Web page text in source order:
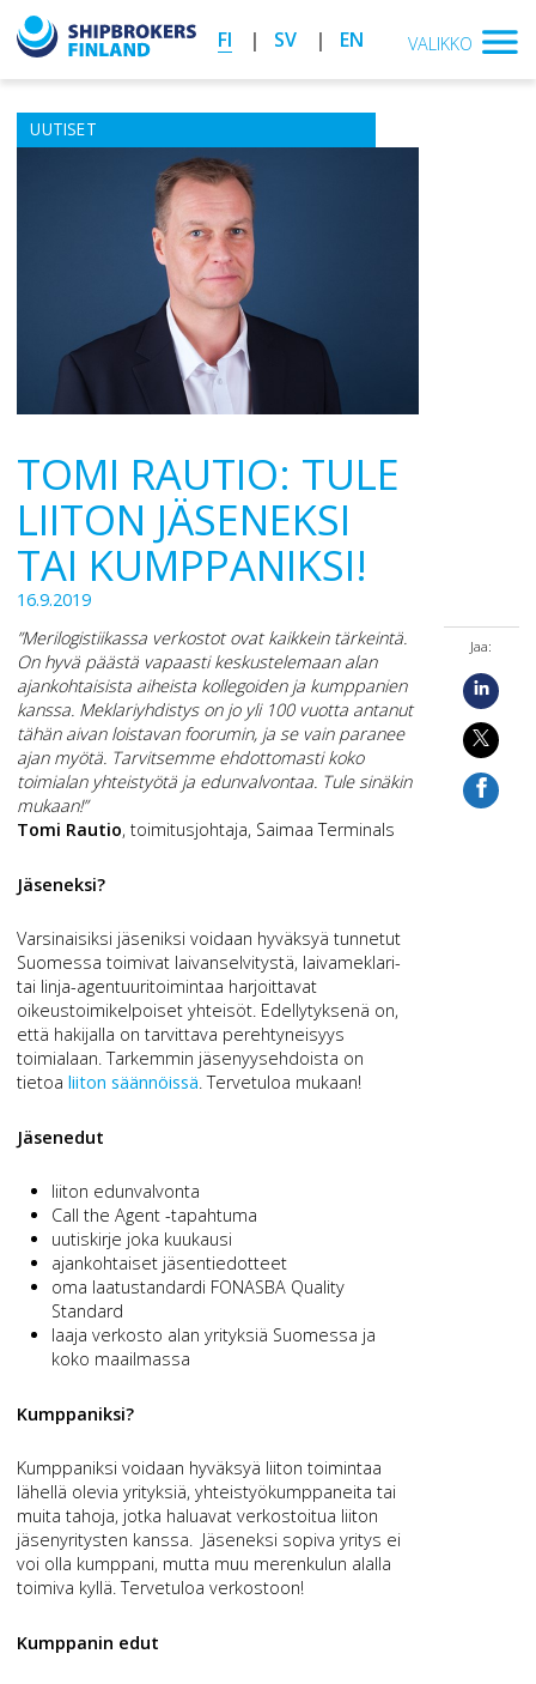
FI SV EN VALIKKO
UUTISET
TOMI RAUTIO: TULE
LIITON JÄSENEKSI
TAI KUMPPANIKSI!
16.9.2019
”Merilogistiikassa verkostot ovat kaikkein tärkeintä.
On hyvä päästä vapaasti keskustelemaan alan
ajankohtaisista aiheista kollegoiden ja kumppanien
kanssa. Meklariyhdistys on jo yli 100 vuotta antanut
tähän aivan loistavan foorumin, ja se vain paranee
ajan myötä. Tarvitsemme ehdottomasti koko
toimialan yhteistyötä ja edunvalvontaa. Tule sinäkin
mukaan!”
Tomi Rautio, toimitusjohtaja, Saimaa Terminals
Jäseneksi?
Varsinaisiksi jäseniksi voidaan hyväksyä tunnetut
Suomessa toimivat laivanselvitystä, laivameklari-
tai linja-agentuuritoimintaa harjoittavat
oikeustoimikelpoiset yhteisöt. Edellytyksenä on,
että hakijalla on tarvittava perehtyneisyys
toimialaan. Tarkemmin jäsenyysehdoista on
tietoaliiton säännöissä. Tervetuloa mukaan!
Jäsenedut
liiton edunvalvonta
Call the Agent -tapahtuma
uutiskirje joka kuukausi
ajankohtaiset jäsentiedotteet
oma laatustandardi FONASBA Quality
Standard
laaja verkosto alan yrityksiä Suomessa ja
koko maailmassa
Kumppaniksi?
Kumppaniksi voidaan hyväksyä liiton toimintaa
lähellä olevia yrityksiä, yhteistyökumppaneita tai
muita tahoja, jotka haluavat verkostoitua liiton
jäsenyritysten kanssa. Jäseneksi sopiva yritys ei
voi olla kumppani, mutta muu merenkulun alalla
toimiva kyllä. Tervetuloa verkostoon!
Kumppanin edut
Jaa: